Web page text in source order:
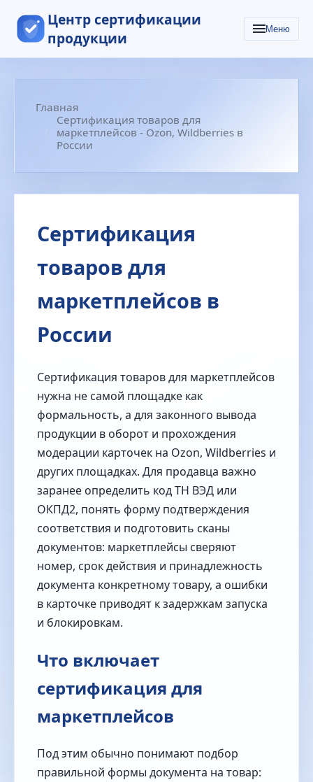
Центр сертификации
продукции
Меню
Главная
Сертификация товаров для
маркетплейсов - Ozon, Wildberries в
России
Сертификация
товаров для
маркетплейсов в
России
Сертификация товаров для маркетплейсов
нужна не самой площадке как
формальность, а для законного вывода
продукции в оборот и прохождения
модерации карточек на Ozon, Wildberries и
других площадках. Для продавца важно
заранее определить код ТН ВЭД или
ОКПД2, понять форму подтверждения
соответствия и подготовить сканы
документов: маркетплейсы сверяют
номер, срок действия и принадлежность
документа конкретному товару, а ошибки
в карточке приводят к задержкам запуска
и блокировкам.
Что включает
сертификация для
маркетплейсов
Под этим обычно понимают подбор
правильной формы документа на товар: